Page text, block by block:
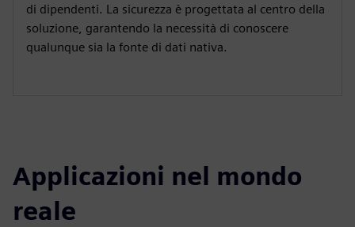
di dipendenti. La sicurezza è progettata al centro della
soluzione, garantendo la necessità di conoscere
qualunque sia la fonte di dati nativa.
Applicazioni nel mondo
reale